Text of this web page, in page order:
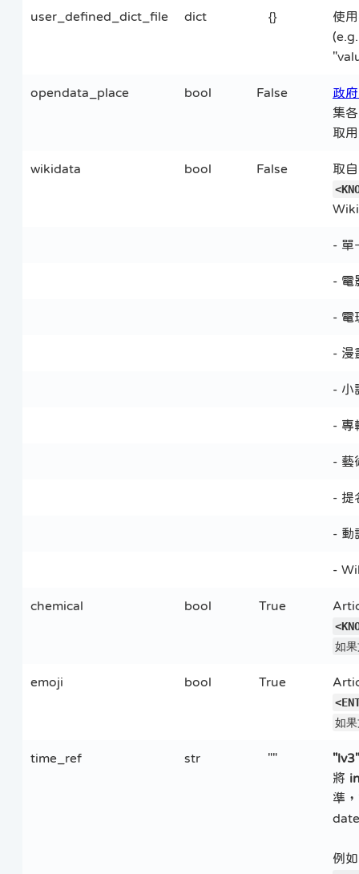
user_defined_dict_file dict {}
使
opendata_place bool False
政
集
取
wikidata bool False
取
- 單
- 電
- 電
- 漫
- 小
- 專
- 藝
- 提
- 動
-
chemical bool True
如
emoji bool True
如
time_ref str ""
"lv3"
將
準
例